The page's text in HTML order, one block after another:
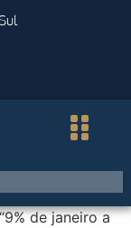
de janeiro a